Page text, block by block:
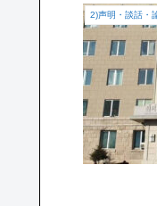
2)声明・談話・